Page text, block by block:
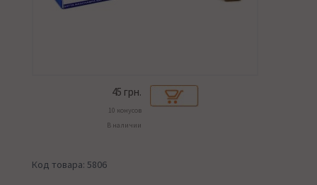
45 грн.
10 конусов
В наличии
Код товара: 5806